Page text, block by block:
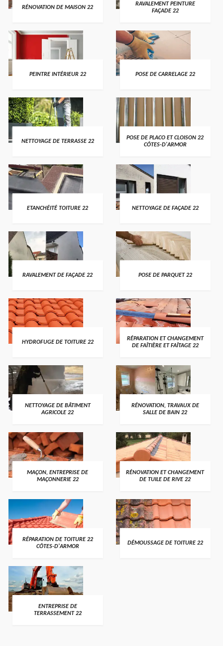
RÉNOVATION DE MAISON 22
RAVALEMENT PEINTURE
FAÇADE 22
PEINTRE INTÉRIEUR 22 POSE DE CARRELAGE 22
NETTOYAGE DE TERRASSE 22
POSE DE PLACO ET CLOISON 22
CÔTES-D'ARMOR
ETANCHÉITÉ TOITURE 22 NETTOYAGE DE FAÇADE 22
RAVALEMENT DE FAÇADE 22 POSE DE PARQUET 22
HYDROFUGE DE TOITURE 22
RÉPARATION ET CHANGEMENT
DE FAÎTIÈRE ET FAÎTAGE 22
NETTOYAGE DE BÂTIMENT
AGRICOLE 22
RÉNOVATION, TRAVAUX DE
SALLE DE BAIN 22
MAÇON, ENTREPRISE DE
MAÇONNERIE 22
RÉNOVATION ET CHANGEMENT
DE TUILE DE RIVE 22
RÉPARATION DE TOITURE 22
CÔTES-D'ARMOR
DÉMOUSSAGE DE TOITURE 22
ENTREPRISE DE
TERRASSEMENT 22